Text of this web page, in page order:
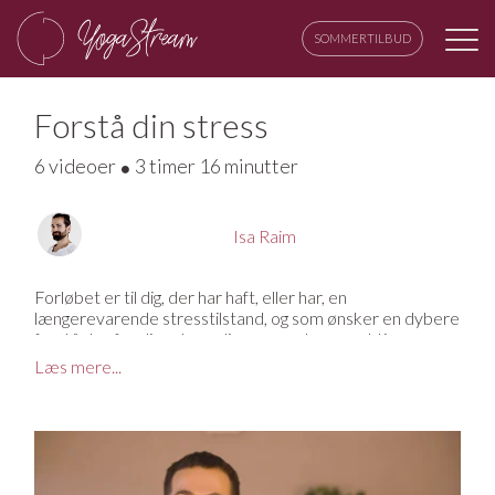
SOMMERTILBUD
Forstå din stress
6 videoer 3 timer 16 minutter
Isa Raim
Forløbet er til dig, der har haft, eller har, en
længerevarende stresstilstand, og som ønsker en dybere
forståelse for dig selv og dine egne stressreaktioner.
I stedet for at fokusere på at fikse problemet, så
og accept, kan vi blive bedre til at lytte til egne behov, så
vi i sidste ende kan lære at selvregulere og hele vores
Læs mere...